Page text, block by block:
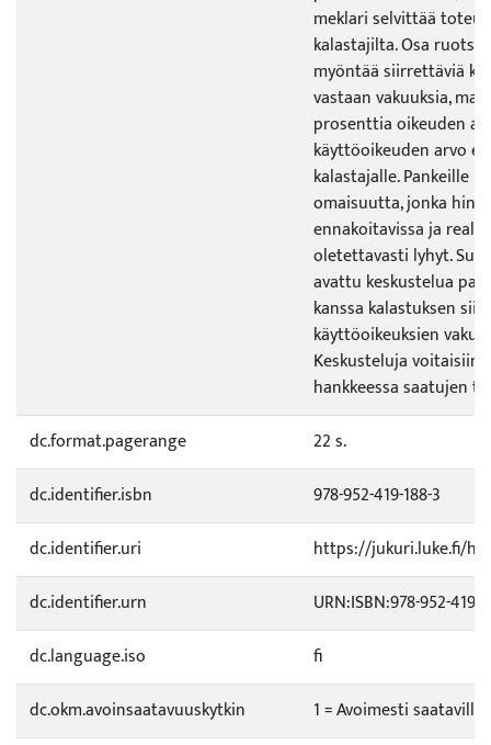
meklari selvittää
kalastajilta. Osa
myöntää siirrettäviä
vastaan vakuuksia,
prosenttia oikeuden
käyttöoikeuden arvo ei
kalastajalle. Pankeille
omaisuutta, jonka
ennakoitavissa ja
oletettavasti lyhyt.
avattu keskustelua
kanssa kalastuksen
käyttöoikeuksien
Keskusteluja voitaisiin
hankkeessa saatujen
dc.format.pagerange
22 s.
dc.identifier.isbn
978-952-419-188-3
dc.identifier.uri
https://jukuri.luke.fi/
dc.identifier.urn
URN:ISBN:978-952-419-
dc.language.iso
fi
dc.okm.avoinsaatavuuskytkin
1 = Avoimesti saatavilla